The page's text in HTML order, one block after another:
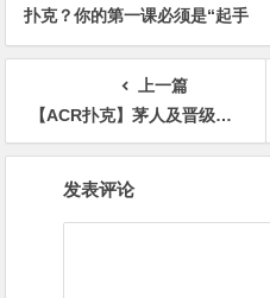
扑克？你的第一课必须是“起手
牌范围”
上一篇
【ACR扑克】茅人及晋级天堂岛主赛Day3 蒲蔚然晋级10K豪客赛Day2
发表评论